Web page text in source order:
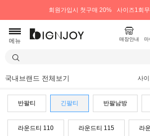
회원가입시 첫구매 20% 사이즈1회
메뉴 매장안내
국내브랜드 전체보기 사이
반팔티 긴팔티 반팔남방
라운드티 110 라운드티 115 라